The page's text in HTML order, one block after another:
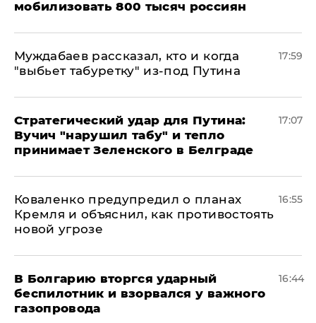
мобилизовать 800 тысяч россиян
Муждабаев рассказал, кто и когда
"выбьет табуретку" из-под Путина
17:59
Стратегический удар для Путина:
Вучич "нарушил табу" и тепло
принимает Зеленского в Белграде
17:07
Коваленко предупредил о планах
Кремля и объяснил, как противостоять
новой угрозе
16:55
В Болгарию вторгся ударный
беспилотник и взорвался у важного
газопровода
16:44